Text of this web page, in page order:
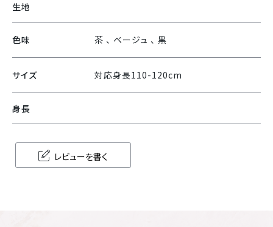
生地
色味 茶 、 ベージュ 、 黒
サイズ 対応身長110-120cm
身長
レビューを書く